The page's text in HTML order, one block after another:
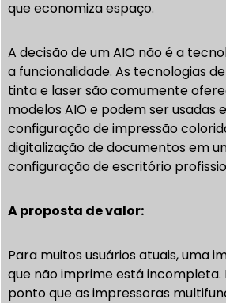
que economiza espaço.
A decisão de um AIO não é a
a funcionalidade. As tecnologias
tinta e laser são comumente
modelos AIO e podem ser usadas
configuração de impressão
digitalização de documentos em
configuração de escritório
A proposta de valor:
Para muitos usuários atuais, uma
que não imprime está incompleta.
ponto que as impressoras